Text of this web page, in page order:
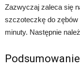
Zazwyczaj zaleca się
szczoteczkę do zębów
minuty. Następnie
Podsumowanie